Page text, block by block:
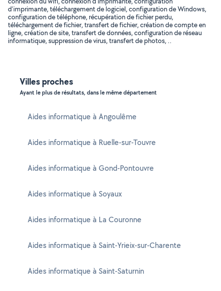
d'imprimante, téléchargement de logiciel, configuration de Windows,
configuration de téléphone, récupération de fichier perdu,
téléchargement de fichier, transfert de fichier, création de compte en
ligne, création de site, transfert de données, configuration de réseau
informatique, suppression de virus, transfert de photos, ..
Villes proches
Ayant le plus de résultats, dans le même département
Aides informatique à Angoulême
Aides informatique à Ruelle-sur-Touvre
Aides informatique à Gond-Pontouvre
Aides informatique à Soyaux
Aides informatique à La Couronne
Aides informatique à Saint-Yrieix-sur-Charente
Aides informatique à Saint-Saturnin